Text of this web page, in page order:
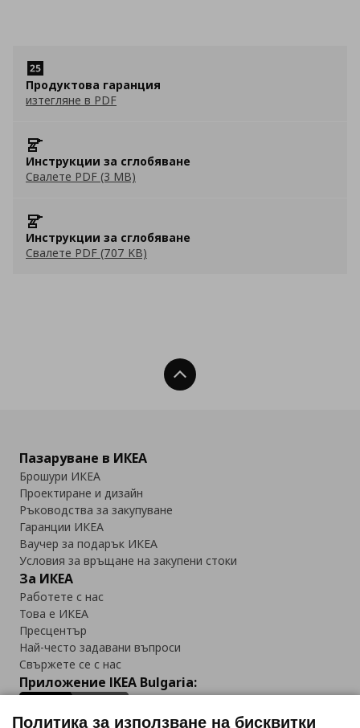
Продуктова гаранция
изтегляне в PDF
Инструкции за сглобяване
Свалете PDF (3 MB)
Инструкции за сглобяване
Свалете PDF (707 KB)
Нагоре
Пазаруване в ИКЕА
Брошури ИКЕА
Проектиране и дизайн
Ръководства за закупуване
Гаранции ИКЕА
Ваучер за подарък ИКЕА
Условия за връщане на закупени стоки
За ИКЕА
Работете с нас
Това е ИКЕА
Пресцентър
Най-често задавани въпроси
Свържете се с нас
Приложение IKEA Bulgaria:
Политика за използване на бисквитки